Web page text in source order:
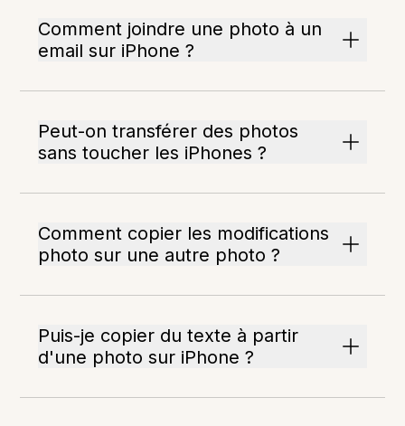
Comment joindre une photo à un
email sur iPhone ?
Peut-on transférer des photos
sans toucher les iPhones ?
Comment copier les modifications
photo sur une autre photo ?
Puis-je copier du texte à partir
d'une photo sur iPhone ?